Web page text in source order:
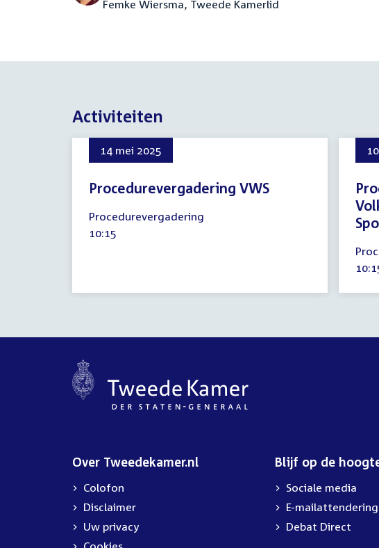
Femke Wiersma, Tweede Kamerlid
Activiteiten
14 mei 2025
Procedurevergadering VWS
mei
2025
Procedurevergadering
Tijd
10:15
juni
Tijd
Over Tweedekamer.nl
Colofon
Disclaimer
Uw privacy
Blijf op de
Sociale media
E-
Debat Direct